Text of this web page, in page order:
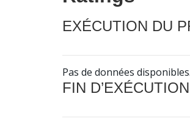
EXÉCUTION DU
Pas de données disponibles.
FIN